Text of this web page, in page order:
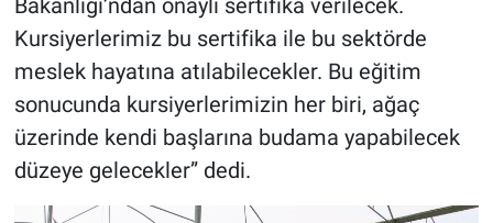
Kursiyerlerimiz bu sertifika ile bu sektörde
meslek hayatına atılabilecekler. Bu eğitim
sonucunda kursiyerlerimizin her biri, ağaç
üzerinde kendi başlarına budama yapabilecek
düzeye gelecekler” dedi.